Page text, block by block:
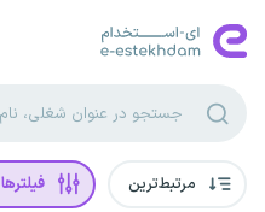
مرتبط‌ترین فیلترها